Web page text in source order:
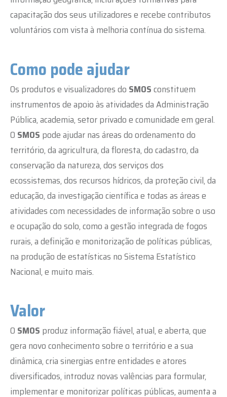
capacitação dos seus utilizadores e recebe contributos
voluntários com vista à melhoria contínua do sistema.
Como pode ajudar
Os produtos e visualizadores do SMOSconstituem
instrumentos de apoio às atividades da Administração
Pública, academia, setor privado e comunidade em geral.
O SMOS pode ajudar nas áreas do ordenamento do
território, da agricultura, da floresta, do cadastro, da
conservação da natureza, dos serviços dos
ecossistemas, dos recursos hídricos, da proteção civil, da
educação, da investigação científica e todas as áreas e
atividades com necessidades de informação sobre o uso
e ocupação do solo, como a gestão integrada de fogos
rurais, a definição e monitorização de políticas públicas,
na produção de estatísticas no Sistema Estatístico
Nacional, e muito mais.
Valor
O SMOS produz informação fiável, atual, e aberta, que
gera novo conhecimento sobre o território e a sua
dinâmica, cria sinergias entre entidades e atores
diversificados, introduz novas valências para formular,
implementar e monitorizar políticas públicas, aumenta a